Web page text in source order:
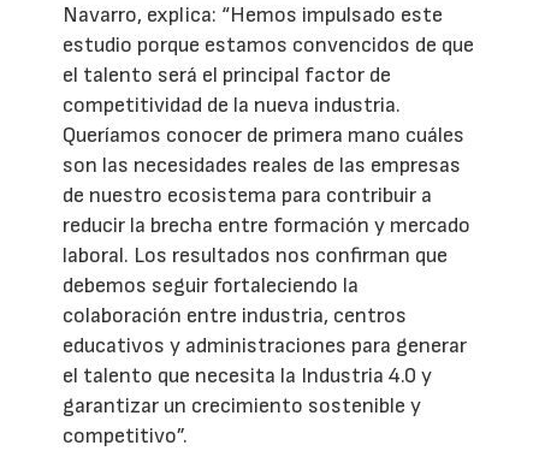
Navarro, explica: “Hemos impulsado este
estudio porque estamos convencidos de que
el talento será el principal factor de
competitividad de la nueva industria.
Queríamos conocer de primera mano cuáles
son las necesidades reales de las empresas
de nuestro ecosistema para contribuir a
reducir la brecha entre formación y mercado
laboral. Los resultados nos confirman que
debemos seguir fortaleciendo la
colaboración entre industria, centros
educativos y administraciones para generar
el talento que necesita la Industria 4.0 y
garantizar un crecimiento sostenible y
competitivo”.